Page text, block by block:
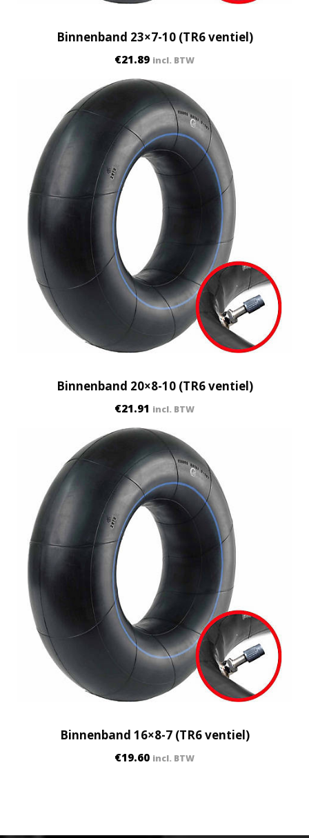
Binnenband 23×7-10 (TR6 ventiel)
€21.89 incl. BTW
Binnenband 20×8-10 (TR6 ventiel)
€21.91 incl. BTW
Binnenband 16×8-7 (TR6 ventiel)
€19.60 incl. BTW